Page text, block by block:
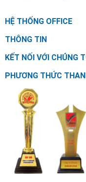
HỆ THỐNG OFFICE
THÔNG TIN
KẾT NỐI VỚI CHÚNG
PHƯƠNG THỨC